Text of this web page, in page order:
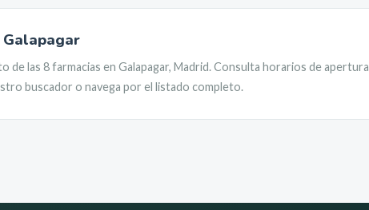
Galapagar
de las 8farmacias en Galapagar, Madrid. Consulta horarios de
buscador o navega por el listado completo.